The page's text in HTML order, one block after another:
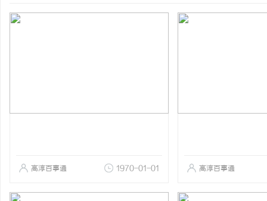
高淳百事通 1970-01-01 高淳百事通